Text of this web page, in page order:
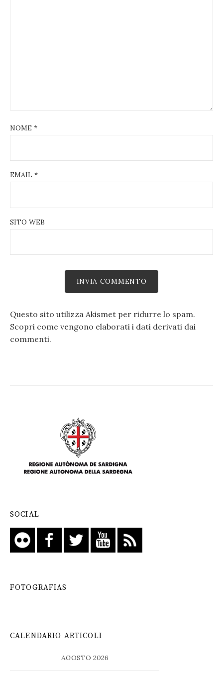
NOME *
EMAIL *
SITO WEB
Questo sito utilizza Akismet per ridurre lo spam.
Scopri come vengono elaborati i dati derivati dai
commenti.
SOCIAL
FOTOGRAFIAS
CALENDARIO ARTICOLI
AGOSTO 2026